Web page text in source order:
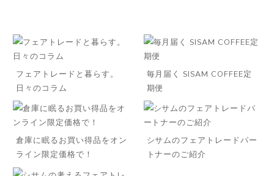
フェアトレードと暮らす。
日々のコラム
毎月届く SISAM COFFEE定
期便
倉庫に眠るお買い得品をオン
ライン限定価格で！
シサムのフェアトレードパー
トナーのご紹介